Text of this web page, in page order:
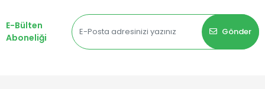
E-Bülten
Aboneliği
Gönder